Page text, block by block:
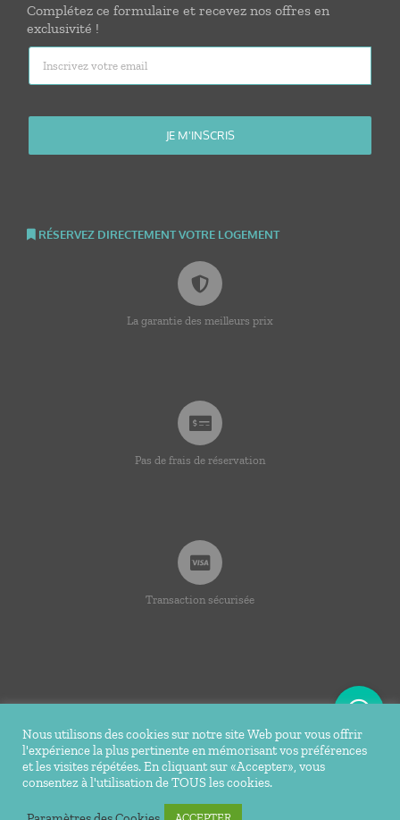
Complétez ce formulaire et recevez nos offres en
exclusivité !
RÉSERVEZ DIRECTEMENT VOTRE LOGEMENT
La garantie des meilleurs prix
Pas de frais de réservation
Transaction sécurisée
© Copyright 2020 -2026 | Ti Bakoua | Tous droits
réservés |Mentions légales| Conception Réalisation du site
Nous utilisons des cookies sur notre site Web pour vous offrir
l'expérience la plus pertinente en mémorisant vos préférences
et les visites répétées. En cliquant sur «Accepter», vous
consentez à l'utilisation de TOUS les cookies.